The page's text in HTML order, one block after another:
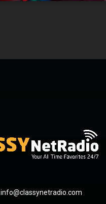
info@classynetradio.com